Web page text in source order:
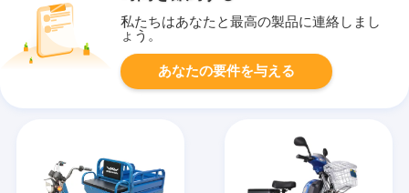
私たちはあなたと最高の製品に連絡しまし
ょう。
あなたの要件を与える